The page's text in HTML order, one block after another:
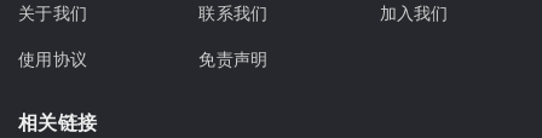
关于我们 联系我们
加入我们
使用协议
免责声明
相关链接